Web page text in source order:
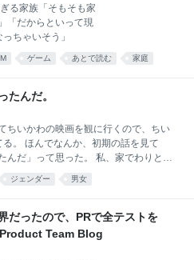
存在しない。この
とんどは、皮肉や嘲
ームレートが不安定
挟まるような、
る家族「そもそも家
「だからといって現
ちゃいそう」
ゲーム あとで読む 家庭
たんだ。
ちいかわの映画を観に行くので、ちい
。 ほんでなんか、初期の話を見て
んだ」って思った。 私、家でわりとこ
カウントは自分ツッコミくまの頃から
たいなほどではないけど、あたしン家
初に出たとき、こんな風になりたいと
んの方が好きなので、コイツよりパグ
妹はそれみて「こんな風になりた
ジェンダー 男女
だったので、PRで全テストを
Team Blog